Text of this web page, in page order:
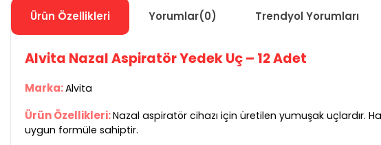
Ürün Özellikleri Yorumlar(0) Trendyol Yorumları
Alvita Nazal Aspiratör Yedek Uç – 12 Adet
Marka:Alvita
Ürün Özellikleri:Nazal aspiratör cihazı için üretilen yumuşak uçlardır.
uygun formüle sahiptir.